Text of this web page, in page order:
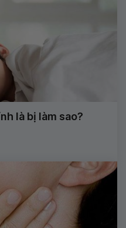
là bị làm sao?